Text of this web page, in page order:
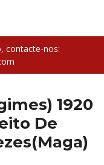
contacte-nos:
1920
De